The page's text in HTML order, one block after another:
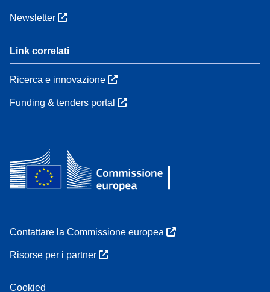
Newsletter
Link correlati
Ricerca e innovazione
Funding & tenders portal
Contattare la Commissione europea
Risorse per i partner
Cookied